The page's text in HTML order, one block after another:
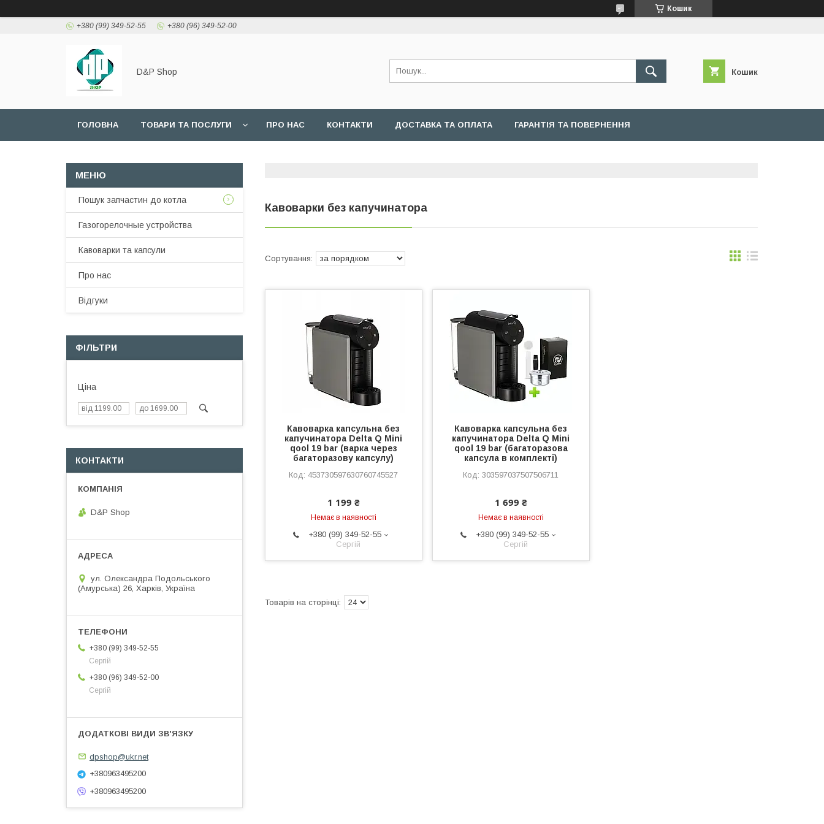
Кошик
+380 (99) 349-52-55 +380 (96) 349-52-00
D&P Shop Кошик
ГОЛОВНА ТОВАРИ ТА ПОСЛУГИ ПРО НАС КОНТАКТИ ДОСТАВКА ТА ОПЛАТА ГАРАНТІЯ ТА ПОВЕРНЕННЯ
Кавоварки без капучинатора
Кавоварка капсульна без
капучинатора Delta Q Mini
qool 19 bar (варка через
багаторазову капсулу)
453730597630760745527
1 199 ₴
Немає в наявності
+380 (99) 349-52-55
Сергій
Кавоварка капсульна без
капучинатора Delta Q Mini
qool 19 bar (багаторазова
капсула в комплекті)
303597037507506711
1 699 ₴
Немає в наявності
+380 (99) 349-52-55
Сергій
Пошук запчастин до котла
Газогорелочные устройства
Кавоварки та капсули
Про нас
Відгуки
ФІЛЬТРИ
Ціна
КОНТАКТИ
D&P Shop
ул. Олександра Подольського
(Амурська) 26, Харків, Україна
+380 (99) 349-52-55
Сергій
+380 (96) 349-52-00
Сергій
dpshop@ukr.net
+380963495200
+380963495200